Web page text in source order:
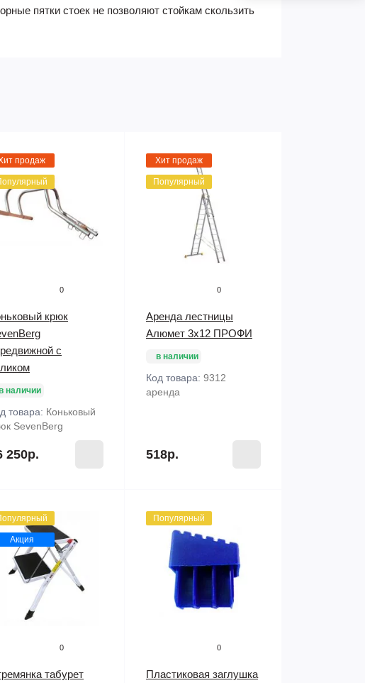
пятки стоек не позволяют стойкам скользить
продаж
0
крюк
с
наличии
товара: Коньковый
SevenBerg
250р.
Хит продаж
Популярный
0
Аренда лестницы
Алюмет 3х12 ПРОФИ
в наличии
Код товара: 9312
аренда
518р.
Акция
0
табурет
Популярный
0
Пластиковая заглушка